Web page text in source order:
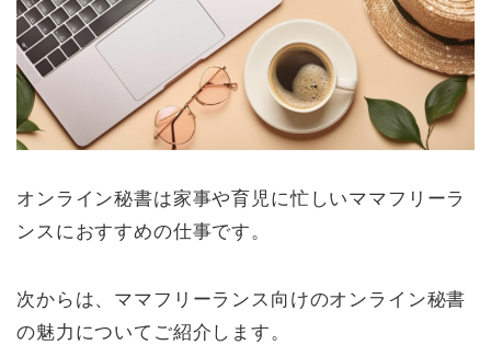
オンライン秘書は家事や育児に忙しいママフリーラ
ンスにおすすめの仕事です。
次からは、ママフリーランス向けのオンライン秘書
の魅力についてご紹介します。